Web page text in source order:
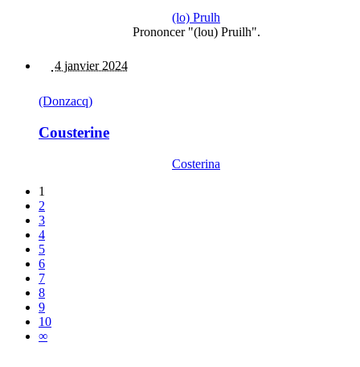
(lo) Prulh
Prononcer "(lou) Pruilh".
4 janvier 2024
(Donzacq)
Cousterine
Costerina
1
2
3
4
5
6
7
8
9
10
∞